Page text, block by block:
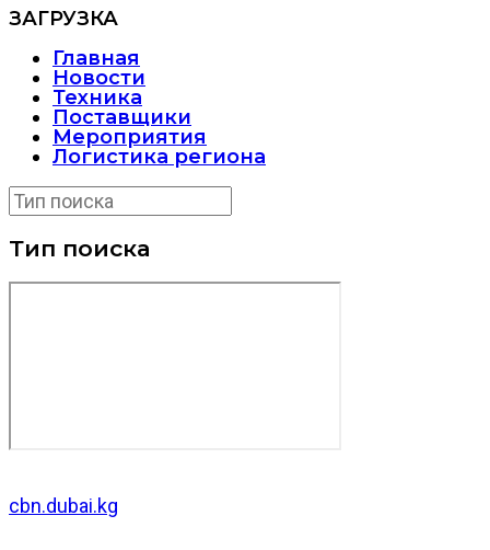
ЗАГРУЗКА
Главная
Новости
Техника
Поставщики
Мероприятия
Логистика региона
Тип поиска
cbn.dubai.kg